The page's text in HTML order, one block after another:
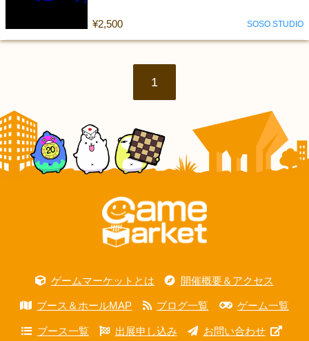
¥2,500 SOSO STUDIO
1
ゲームマーケットとは 開催概要＆アクセス
ブース＆ホールMAP ブログ一覧 ゲーム一覧
ブース一覧 出展申し込み お問い合わせ